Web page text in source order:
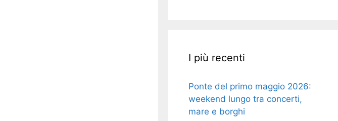
I più recenti
Ponte del primo maggio 2026:
weekend lungo tra concerti,
mare e borghi